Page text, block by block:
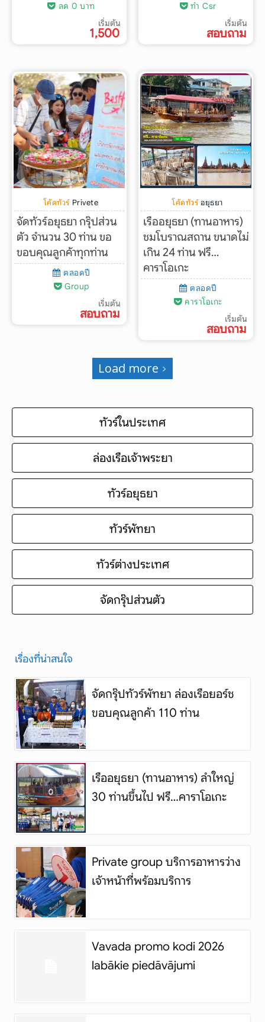
ลด 0 บาท
เริ่มต้น
1,500
ทำ Csr
เริ่มต้น
สอบถาม
โค้ดทัวร์ Privete
จัดทัวร์อยุธยา กรุ๊ปส่วน
ตัว จำนวน 30 ท่าน ขอ
ขอบคุณลูกค้าทุกท่าน
ตลอดปี
Group
เริ่มต้น
สอบถาม
โค้ดทัวร์ อยุธยา
เรืออยุธยา (ทานอาหาร)
ชมโบราณสถาน ขนาดไม่
เกิน 24 ท่าน ฟรี…
คาราโอเกะ
ตลอดปี
คาราโอเกะ
เริ่มต้น
สอบถาม
Load more
ทัวร์ในประเทศ
ล่องเรือเจ้าพระยา
ทัวร์อยุธยา
ทัวร์พัทยา
ทัวร์ต่างประเทศ
จัดกรุ๊ปส่วนตัว
เรื่องที่น่าสนใจ
จัดกรุ๊ปทัวร์พัทยา ล่องเรือยอร์ช
ขอบคุณลูกค้า 110 ท่าน
เรืออยุธยา (ทานอาหาร) ลำใหญ่
30 ท่านขึ้นไป ฟรี…คาราโอเกะ
Private group บริการอาหารว่าง
เจ้าหน้าที่พร้อมบริการ
Vavada promo kodi 2026
labākie piedāvājumi